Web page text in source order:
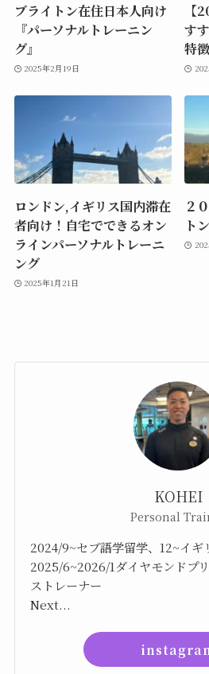
ブライトン在住日本人向け
『パーソナルトレーニン
グ』
2025年2月19日
【
す
特
ロンドン,イギリス国内滞在
者向け！自宅でできるオン
ラインパーソナルトレーニ
ング
2025年1月21日
２
ト
KOHEI
Personal
2024/9~セブ語学留学、12~イギ
2025/6~2026/1ダイヤモンドプ
ストレーナー
Next...